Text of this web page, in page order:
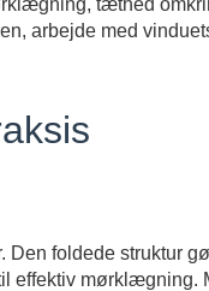
tæthed
arbejde med
Den foldede struktur
effektiv mørklægning.